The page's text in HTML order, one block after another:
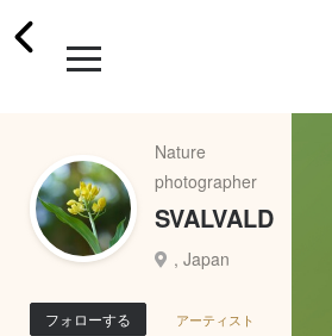
Nature
photographer
SVALVALD
, Japan
フォローする アーティスト